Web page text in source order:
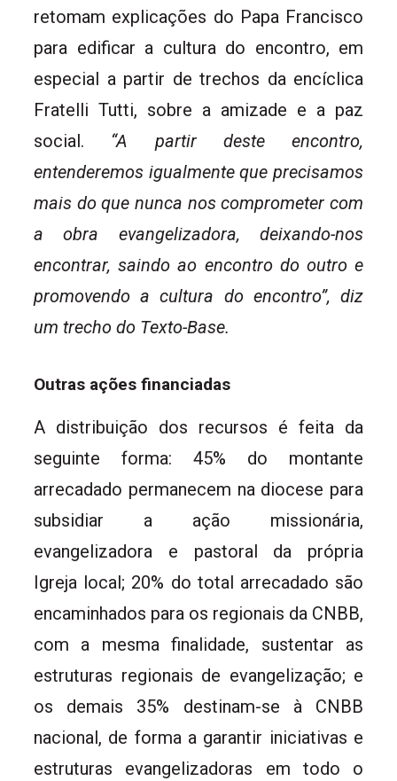
retomam explicações do Papa Francisco
para edificar a cultura do encontro, em
especial a partir de trechos da encíclica
Fratelli Tutti, sobre a amizade e a paz
social. “A partir deste encontro,
entenderemos igualmente que precisamos
mais do que nunca nos comprometer com
a obra evangelizadora, deixando-nos
encontrar, saindo ao encontro do outro e
promovendo a cultura do encontro”, diz
um trecho do Texto-Base.
Outras ações financiadas
A distribuição dos recursos é feita da
seguinte forma: 45% do montante
arrecadado permanecem na diocese para
subsidiar a ação missionária,
evangelizadora e pastoral da própria
Igreja local; 20% do total arrecadado são
encaminhados para os regionais da CNBB,
com a mesma finalidade, sustentar as
estruturas regionais de evangelização; e
os demais 35% destinam-se à CNBB
nacional, de forma a garantir iniciativas e
estruturas evangelizadoras em todo o